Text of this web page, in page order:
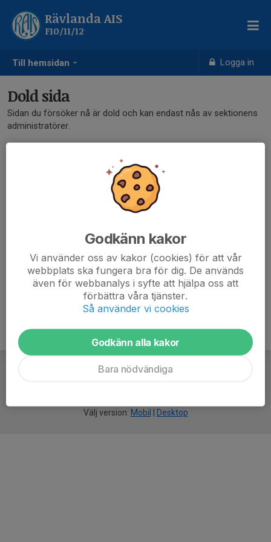
Till hemsidan Logga in
Rävlanda AIS
F10/11/12
Dold sida
Sidan du försöker nå är dold och kan endast nås av sektionens
administratörer.
Välj version: Mobil Desktop
Godkänn kakor
Vi använder oss av kakor (cookies) för att vår
webbplats ska fungera bra för dig. De används
även för webbanalys i syfte att hjälpa oss att
förbättra våra tjänster.
Så använder vi cookies
Godkänn alla kakor
Bara nödvändiga